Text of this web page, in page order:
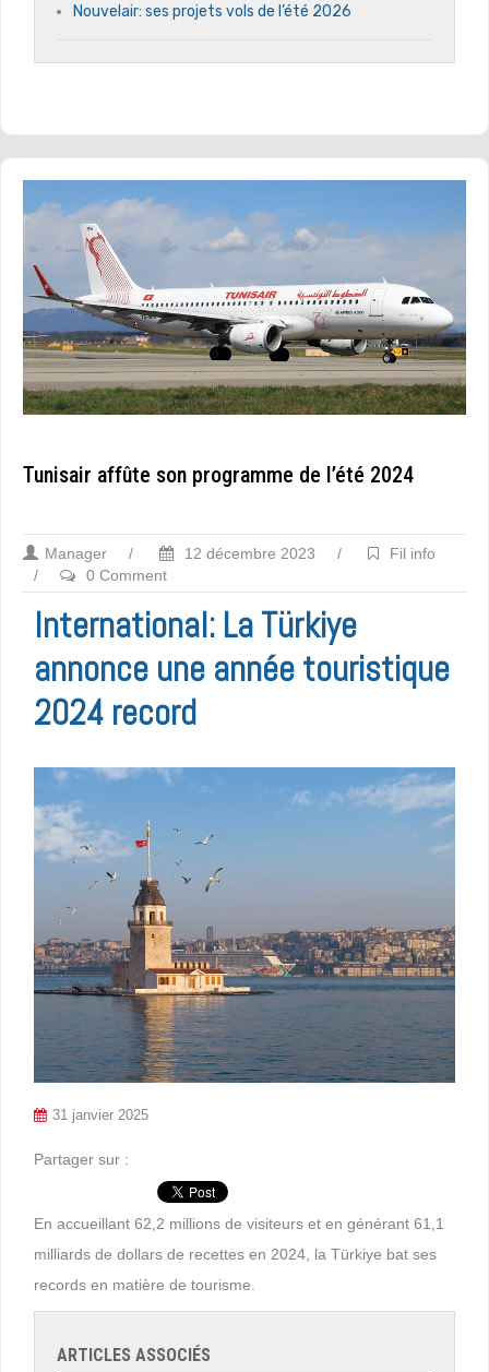
Nouvelair: ses projets vols de l’été 2026
Tunisair affûte son programme de l’été 2024
Manager / 12 décembre 2023 /
Fil info
/
0 Comment
International: La Türkiye
annonce une année touristique
2024 record
31 janvier 2025
Partager sur :
En accueillant 62,2 millions de visiteurs et en générant 61,1
milliards de dollars de recettes en 2024, la Türkiye bat ses
records en matière de tourisme.
ARTICLES ASSOCIÉS